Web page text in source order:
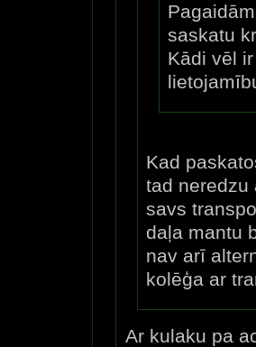
saskatu
Kādi vēl
Kad
tad neredzu
savs
daļa mantu
nav arī
kolēģa ar
Ar kulaku pa